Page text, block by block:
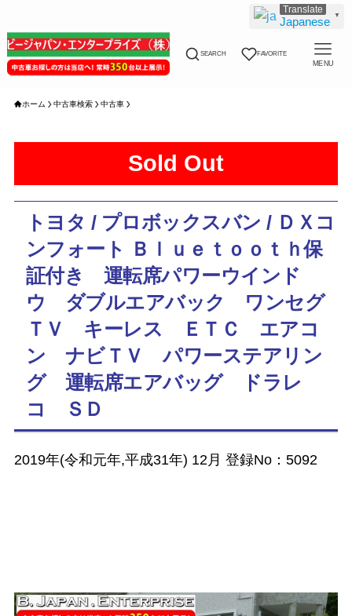
SEARCH FAVORITE
MENU
ホーム 中古車検索 中古車
Sold Out
トヨタ / プロボックスバン / ＤＸコ
ンフォート Ｂｌｕｅｔｏｏｔｈ保
証付き 運転席パワーウインド
ウ ダブルエアバック ワンセグ
ＴＶ キーレス ＥＴＣ エアコ
ン ナビＴＶ パワーステアリン
グ 運転席エアバッグ ドラレ
コ ＳＤ
2019年(令和元年,平成31年) 12月 登録No：5092
Japanese ▼